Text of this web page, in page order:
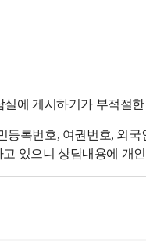
에 게시하기가 부적절
록번호, 여권번호, 외
있으니 상담내용에 개